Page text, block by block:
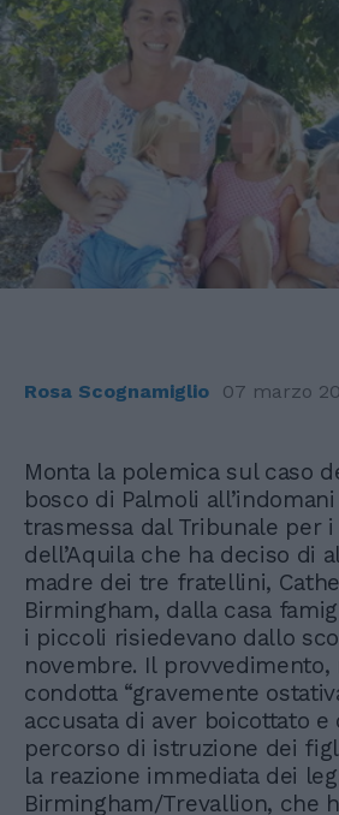
Rosa Scognamiglio 07 marzo
Monta la polemica sul caso
bosco di Palmoli
trasmessa dal Tribunale per
dell’Aquila che ha deciso di
madre dei tre fratellini,
Birmingham, dalla casa
i piccoli risiedevano dallo
novembre. Il
condotta “gravemente
accusata di aver boicottato e
percorso di istruzione dei
la reazione immediata dei
Birmingham/Trevallion, che